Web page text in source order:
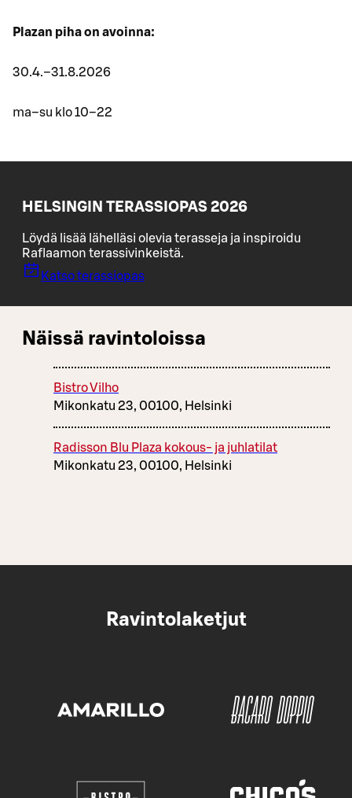
Plazan piha on avoinna:
30.4.–31.8.2026
ma–su klo 10–22
HELSINGIN TERASSIOPAS 2026
Löydä lisää lähelläsi olevia terasseja ja inspiroidu
Raflaamon terassivinkeistä.
Katso terassiopas
Näissä ravintoloissa
Bistro Vilho
Mikonkatu 23, 00100, Helsinki
Radisson Blu Plaza kokous- ja juhlatilat
Mikonkatu 23, 00100, Helsinki
Ravintolaketjut